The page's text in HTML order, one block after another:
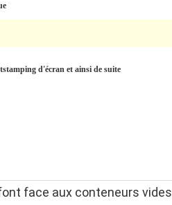
d'écran et ainsi de suite
face aux conteneurs vides